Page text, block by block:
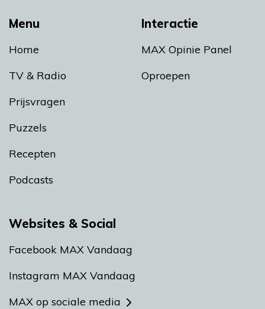
Menu
Home
TV & Radio
Prijsvragen
Puzzels
Recepten
Podcasts
Interactie
MAX Opinie Panel
Oproepen
Websites & Social
Facebook MAX Vandaag
Instagram MAX Vandaag
MAX op sociale media